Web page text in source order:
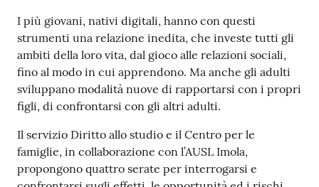
Patto
per
la
lettura
Seguici
su
I più giovani, nativi digitali, hanno con questi
strumenti una relazione inedita, che investe tutti gli
ambiti della loro vita, dal gioco alle relazioni sociali,
fino al modo in cui apprendono. Ma anche gli adulti
sviluppano modalità nuove di rapportarsi con i propri
figli, di confrontarsi con gli altri adulti.
Il servizio Diritto allo studio e il Centro per le
famiglie, in collaborazione con l’AUSL Imola,
propongono quattro serate per interrogarsi e